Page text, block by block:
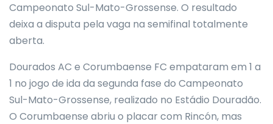
Campeonato Sul-Mato-Grossense. O resultado
deixa a disputa pela vaga na semifinal totalmente
aberta.
Dourados AC e Corumbaense FC empataram em 1 a
1 no jogo de ida da segunda fase do Campeonato
Sul-Mato-Grossense, realizado no Estádio Douradão.
O Corumbaense abriu o placar com Rincón, mas